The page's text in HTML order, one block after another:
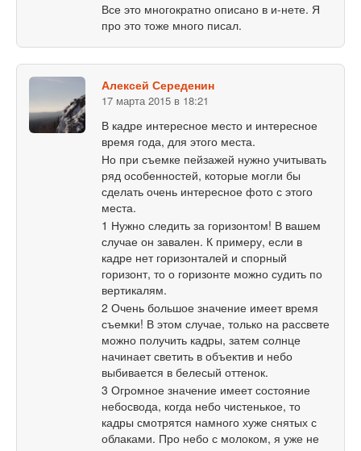
Все это многократно описано в и-нете. Я
про это тоже много писал.
Алексей Середенин
17 марта 2015 в 18:21
В кадре интересное место и интересное
время года, для этого места.
Но при съемке пейзажей нужно учитывать
ряд особенностей, которые могли бы
сделать очень интересное фото с этого
места.
1 Нужно следить за горизонтом! В вашем
случае он завален. К примеру, если в
кадре нет горизонталей и спорный
горизонт, то о горизонте можно судить по
вертикалям.
2 Очень большое значение имеет время
съемки! В этом случае, только на рассвете
можно получить кадры, затем солнце
начинает светить в объектив и небо
выбивается в белесый оттенок.
3 Огромное значение имеет состояние
небосвода, когда небо чистенькое, то
кадры смотрятся намного хуже снятых с
облаками. Про небо с молоком, я уже не